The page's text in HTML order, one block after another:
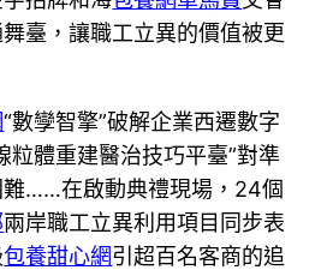
臺，讓職工立異的價值被更
“數孿智擎”破解企業西遷數字
粒體重建醫治技巧平臺”對準
難……在啟動典禮現場，24個
兩岸職工立異利用項目同步表
包養甜心網引超百名客商的追